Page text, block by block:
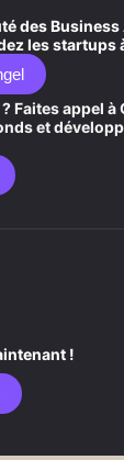
des Business
les startups
Faites appel à
et
!